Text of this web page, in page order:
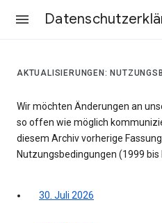
AKTUALISIERUNGEN:
Wir möchten Änderungen an
so offen wie möglich
diesem Archiv vorherige
Nutzungsbedingungen (1999 bis
30. Juli 2026